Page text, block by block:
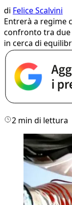
di Felice Scalvini
Entrerà a regime
confronto tra due
in cerca di
2 min di lettura